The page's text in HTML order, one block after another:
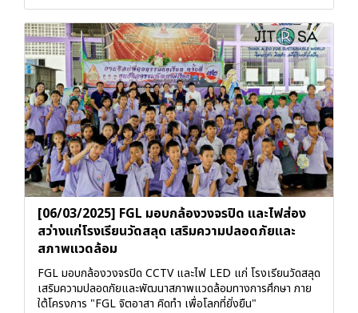
[06/03/2025] FGL มอบกล้องวงจรปิด และไฟส่อง
สว่างแก่โรงเรียนวัดสลุด เสริมความปลอดภัยและ
สภาพแวดล้อม
FGL มอบกล้องวงจรปิด CCTV และไฟ LED แก่ โรงเรียนวัดสลุด
เสริมความปลอดภัยและพัฒนาสภาพแวดล้อมทางการศึกษา ภาย
ใต้โครงการ "FGL จิตอาสา คิดทำ เพื่อโลกที่ยั่งยืน"